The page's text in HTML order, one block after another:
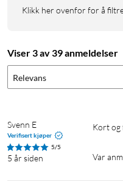
Klikk her ovenfor for å
Viser 3 av 39 anmeldelser
Relevans
Svenn E
Verifisert kjøper
5/5
5 år siden
Kort
Var